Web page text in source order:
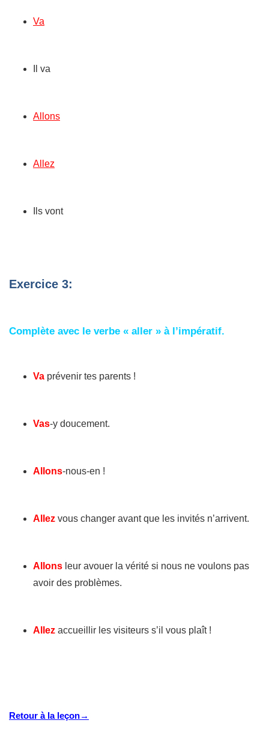
Va
Il va
Allons
Allez
Ils vont
Exercice 3:
Complète avec le verbe « aller » à l’impératif.
Va prévenir tes parents !
Vas-y doucement.
Allons-nous-en !
Allez vous changer avant que les invités n’arrivent.
Allons leur avouer la vérité si nous ne voulons pas
avoir des problèmes.
Allez accueillir les visiteurs s’il vous plaît !
Retour à la leçon→